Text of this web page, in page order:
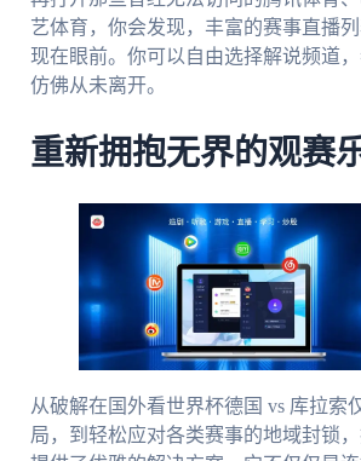
艺体育，你会发现，丰富的赛事直播
现在眼前。你可以自由选择解说频道，
仿佛从未离开。
重新拥抱无界的观赛
从破解在国外看世界杯德国 vs 库拉索
局，到轻松应对各类赛事的地域封锁，